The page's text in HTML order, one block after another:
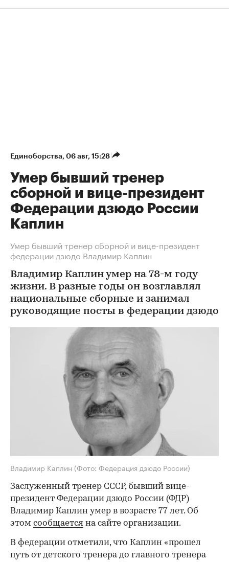
Единоборства⁠, 06 авг, 15:28
Умер бывший тренер
сборной и вице-президент
Федерации дзюдо России
Каплин
Умер бывший тренер сборной и вице-президент
федерации дзюдо Владимир Каплин
Владимир Каплин умер на 78-м году
жизни. В разные годы он возглавлял
национальные сборные и занимал
руководящие посты в федерации дзюдо
Владимир Каплин (Фото: Федерация дзюдо России)
Заслуженный тренер СССР, бывший вице-
президент Федерации дзюдо России (ФДР)
Владимир Каплин умер в возрасте 77 лет. Об
этом сообщается на сайте организации.
В федерации отметили, что Каплин «прошел
путь от детского тренера до главного тренера